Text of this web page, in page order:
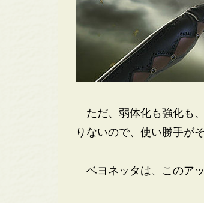
ただ、弱体化も強化も
りないので、使い勝手が
ベヨネッタは、このア